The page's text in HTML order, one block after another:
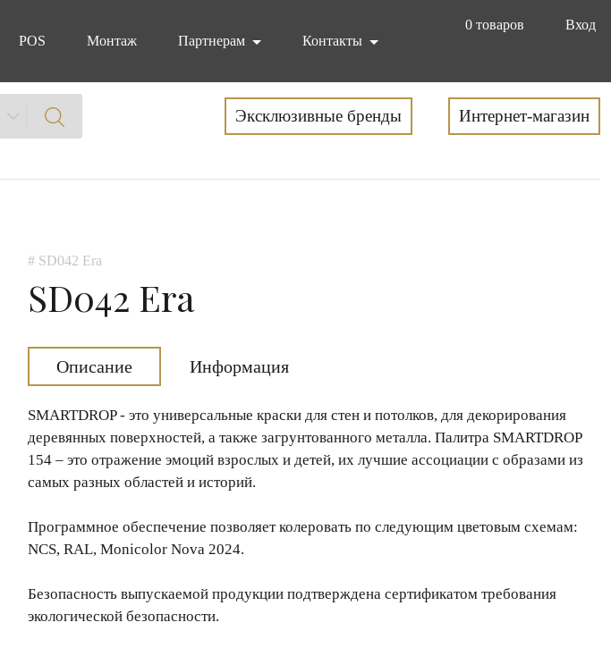
0 товаров
Вход
POS Монтаж Партнерам Контакты
Эксклюзивные бренды Интернет-магазин
# SD042 Era
SD042 Era
Описание Информация
SMARTDROP - это универсальные краски для стен и потолков, для декорирования
деревянных поверхностей, а также загрунтованного металла. Палитра SMARTDROP
154 – это отражение эмоций взрослых и детей, их лучшие ассоциации с образами из
самых разных областей и историй.
Программное обеспечение позволяет колеровать по следующим цветовым схемам:
NCS, RAL, Monicolor Nova 2024.
Безопасность выпускаемой продукции подтверждена сертификатом требования
экологической безопасности.